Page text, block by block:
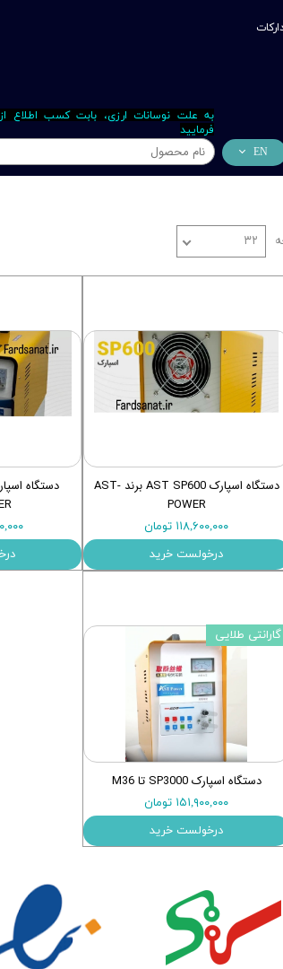
EN
Business Cooperation
به علت نوسانات ارزی، بابت کسب اطلاع
فرمایید
۳۲
دستگاه اسپارک AST SP600 برند AST-
POWER
۱۱۸,۶۰۰,۰۰۰ تومان
درخولست خرید
دستگاه اسپارک SP3000 تا M36
۱۵۱,۹۰۰,۰۰۰ تومان
درخولست خرید
گارانتی طلایی